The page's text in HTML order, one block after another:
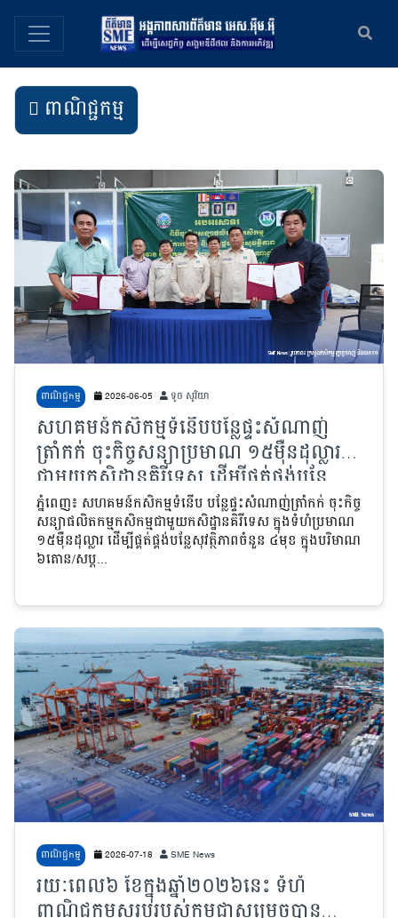
ពាណិជ្ជកម្ម
ពាណិជ្ជកម្ម 2026-06-05 ទូច សូរិយា
សហគមន៍កសិកម្មទំនើបបន្លែផ្ទះសំណាញ់
ត្រាំកក់ ចុះកិច្ចសន្យាប្រមាណ ១៥មុឺនដុល្លារ
ជាមួយកសិដ្ឋានគិរីទេស ដើម្បីផ្គត់ផ្គង់បន្លែ
សុវត្ថិភាពចំនួន ៤មុខ
ភ្នំពេញ៖ សហគមន៍កសិកម្មទំនើប បន្លែផ្ទះសំណាញ់ត្រាំកក់ ចុះកិច្ច
សន្យាផលិតកម្មកសិកម្មជាមួយកសិដ្ឋានគិរីទេស ក្នុងទំហំប្រមាណ
១៥មុឺនដុល្លារ ដើម្បីផ្គត់ផ្គង់បន្លែសុវត្ថិភាពចំនួន ៤មុខ ក្នុងបរិមាណ
៦តោន/សប្ត...
ពាណិជ្ជកម្ម 2026-07-18 SME News
រយៈពេល៦ ខែក្នុងឆ្នាំ២០២៦នេះ ទំហំ